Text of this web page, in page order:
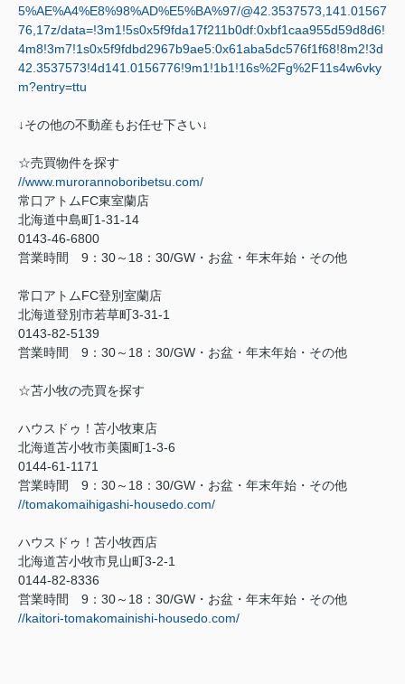
5%AE%A4%E8%98%AD%E5%BA%97/@42.3537573,141.01567
76,17z/data=!3m1!5s0x5f9fda17f211b0df:0xbf1caa955d59d8d6!
4m8!3m7!1s0x5f9fdbd2967b9ae5:0x61aba5dc576f1f68!8m2!3d
42.3537573!4d141.0156776!9m1!1b1!16s%2Fg%2F11s4w6vky
m?entry=ttu
↓その他の不動産もお任せ下さい↓
☆売買物件を探す
//www.murorannoboribetsu.com/
常口アトムFC東室蘭店
北海道中島町1-31-14
0143-46-6800
営業時間 9 ： 30～ 18 ： 30/GW ・お盆・年末年始・その他
常口アトムFC登別室蘭店
北海道登別市若草町3-31-1
0143-82-5139
営業時間 9 ： 30～ 18 ： 30/GW ・お盆・年末年始・その他
☆苫小牧の売買を探す
ハウスドゥ！苫小牧東店
北海道苫小牧市美園町1-3-6
0144-61-1171
営業時間 9 ： 30～ 18 ： 30/GW ・お盆・年末年始・その他
//tomakomaihigashi-housedo.com/
ハウスドゥ！苫小牧西店
北海道苫小牧市見山町3-2-1
0144-82-8336
営業時間 9 ： 30～ 18 ： 30/GW ・お盆・年末年始・その他
//kaitori-tomakomainishi-housedo.com/